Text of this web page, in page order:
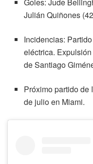
Julián Quiñones
Incidencias:
eléctrica.
de Santiago
Próximo partido de
de julio en Miami.